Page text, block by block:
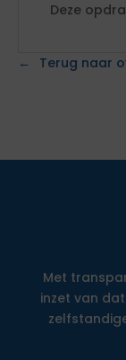
Deze
Terug naar
Met
inzet van